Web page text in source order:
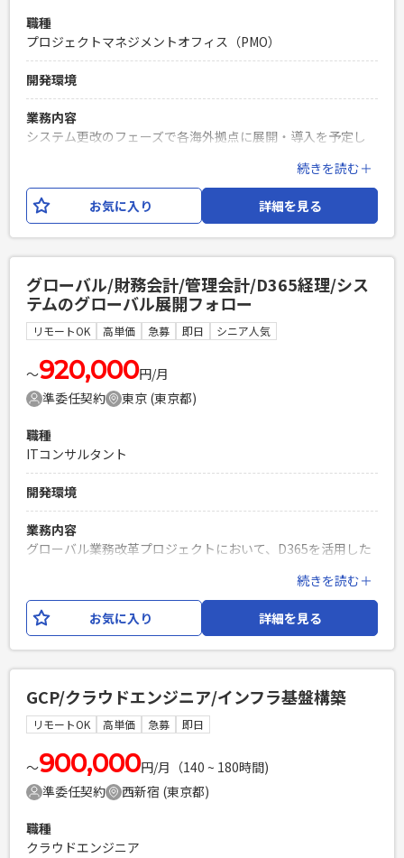
IT資産の管理・棚卸し業務 ・デバイス管理システムを用いた
ポリシー設定や構成変更対応の補助 ・その他、ITに関連する
企画や資料作成の補助 ※3ヶ月に1度、出張が発生する可能性
がございます。 ※詳細は面談時にお伝えします。
必須スキル
・ITヘルプデスク、テクニカルサポート、またはキッティング
の実務経験 ・Microsoft 365（各種管理センター、アカウン
ト・権限管理等）の基本的な運用経験 ・ドキュメント作成
（マニュアル、FAQ作成など）の経験 <人物像> ・中長期的な
参画を希望される方 ・明るくフットワークが軽く、個々のメ
ンバーと柔軟に意思疎通が図れる方 ・立場に関わらず壁のな
いスムーズなコミュニケーションが取れる方 ・マルチタスク
を効率的にこなし、レスポンス早く初動を起こせる方 ・自立
して業務を組み立て、周囲と連携して進めることができる方
PHPを用いたWebサービスの開発経験4年以上
Laravelを用いた開発経験1年以上
エンジニア複数人のチームでの開発経験
職種
プロジェクトマネジメントオフィス（PMO）
開発環境
業務内容
システム更改のフェーズで各海外拠点に展開・導入を予定し
を可能にするモデルバンクをソウル導入と一体となって推
進。 ステークホルダーを巻き込み主体的なプロジェクト推進
をご担当いただきたいです。 【役割】 ・プロジェクト全体進
必須スキル
・英語(ビジネスレベル) ・PMO経験(グローバル案件だと尚可)
・勘定系システム知見 ・金融業務知見
Laravelを用いた開発経験1年以上
エンジニア複数人のチームでの開発経験
続きを読む＋
お気に入り 詳細を見る
グローバル/財務会計/管理会計/D365経理/シス
テムのグローバル展開フォロー
リモートOK 高単価 急募 即日 シニア人気
〜920,000円/月
準委任契約
東京 (東京都)
職種
ITコンサルタント
開発環境
業務内容
グローバル業務改革プロジェクトにおいて、D365を活用した
カル要件を考慮したロールアウト計画の策定・実行を支援し
ます。 あわせて、標準業務フローの詳細化、各拠点への展開
支援、進捗・課題管理を行い、遅延している地域やプロジェ
必須スキル
・グローバルでシステム公開/展開のPJを推進してきた経験を
有する方 ・会議をリードできるレベルの英語スキルを有する
PHPを用いたWebサービスの開発経験4年以上
Laravelを用いた開発経験1年以上
エンジニア複数人のチームでの開発経験
続きを読む＋
お気に入り 詳細を見る
GCP/クラウドエンジニア/インフラ基盤構築
リモートOK 高単価 急募 即日
〜900,000円/月（140 ~ 180時間)
準委任契約
西新宿 (東京都)
職種
クラウドエンジニア